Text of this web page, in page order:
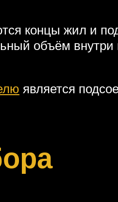
концы жил и
объём внутри
является